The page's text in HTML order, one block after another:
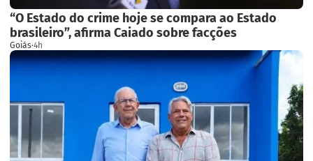
“O Estado do crime hoje se compara ao Estado
brasileiro”, afirma Caiado sobre facções
Goiás·4h